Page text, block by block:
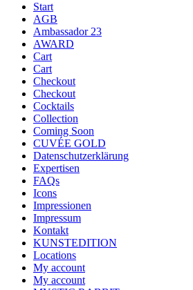
Start
AGB
Ambassador 23
AWARD
Cart
Cart
Checkout
Checkout
Cocktails
Collection
Coming Soon
CUVÉE GOLD
Datenschutzerklärung
Expertisen
FAQs
Icons
Impressionen
Impressum
Kontakt
KUNSTEDITION
Locations
My account
My account